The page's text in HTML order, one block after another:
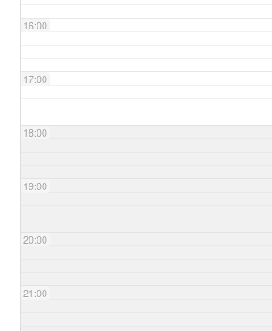
16:00
17:00
18:00
19:00
20:00
21:00